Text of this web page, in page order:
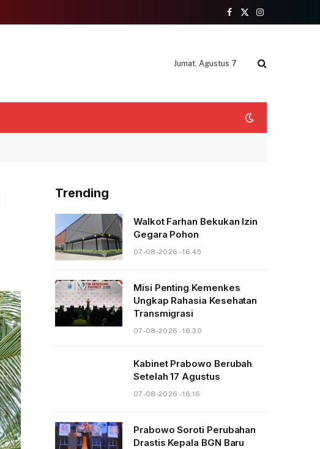
Facebook
X
Instagram
Jumat, Agustus 7
Trending
Walkot Farhan Bekukan Izin
Gegara Pohon
07-08-2026 - 16.45
Misi Penting Kemenkes
Ungkap Rahasia Kesehatan
Transmigrasi
07-08-2026 - 16.30
Kabinet Prabowo Berubah
Setelah 17 Agustus
07-08-2026 - 16.16
Prabowo Soroti Perubahan
Drastis Kepala BGN Baru